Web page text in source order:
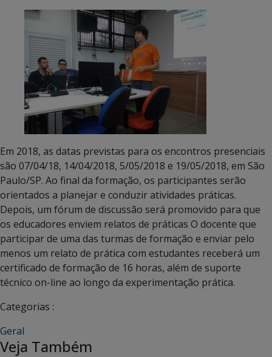
Em 2018, as datas previstas para os encontros presenciais
são 07/04/18, 14/04/2018, 5/05/2018 e 19/05/2018, em São
Paulo/SP. Ao final da formação, os participantes serão
orientados a planejar e conduzir atividades práticas.
Depois, um fórum de discussão será promovido para que
os educadores enviem relatos de práticas O docente que
participar de uma das turmas de formação e enviar pelo
menos um relato de prática com estudantes receberá um
certificado de formação de 16 horas, além de suporte
técnico on-line ao longo da experimentação prática.
Categorias :
Geral
Veja Também